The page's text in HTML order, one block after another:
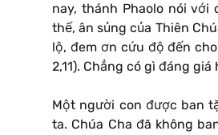
nay, thánh Phaolo nói với
thế, ân sủng của Thiên
lộ, đem ơn cứu độ đến
2,11). Chẳng có gì đáng giá
Một người con được ban
ta. Chúa Cha đã không